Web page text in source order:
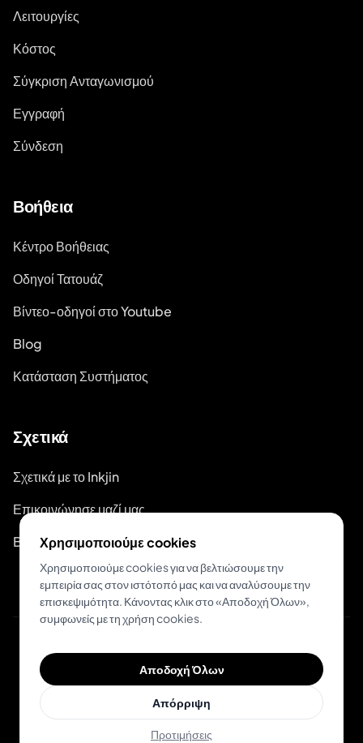
Λειτουργίες
Κόστος
Σύγκριση Ανταγωνισμού
Εγγραφή
Σύνδεση
Βοήθεια
Κέντρο Βοήθειας
Οδηγοί Τατουάζ
Βίντεο-οδηγοί στο Youtube
Blog
Κατάσταση Συστήματος
Σχετικά
Σχετικά με το Inkjin
Επικοινώνησε μαζί μας
Branding Kit
© 2026 Inkjin
Πολιτική ΑπορρήτουΌροι Χρήσης
Χρησιμοποιούμε cookies
Χρησιμοποιούμε cookies για να βελτιώσουμε την
εμπειρία σας στον ιστότοπό μας και να αναλύσουμε την
επισκεψιμότητα. Κάνοντας κλικ στο «Αποδοχή Όλων»,
συμφωνείς με τη χρήση cookies.
Αποδοχή Όλων
Απόρριψη
Προτιμήσεις